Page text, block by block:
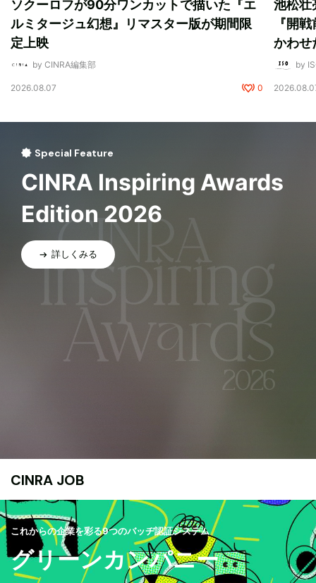
ソクーロフが90分ワンカットで描いた『エ
ルミタージュ幻想』リマスター版が期間限
定上映
by CINRA編集部
2026.08.07 0
池松壮
『開
かわせ
by
Special Feature
CINRA Inspiring Awards
Edition 2026
詳しくみる
CINRA JOB
これからの企業を彩る9つのバッヂ認証システム
グリーンカンパニー